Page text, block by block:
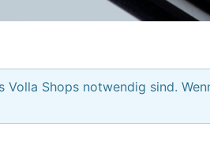
Shops notwendig sind.